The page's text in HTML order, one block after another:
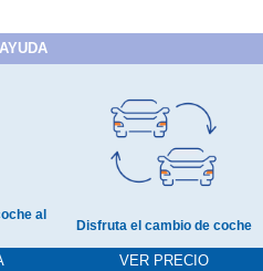
al
Disfruta el cambio de coche
VER PRECIO